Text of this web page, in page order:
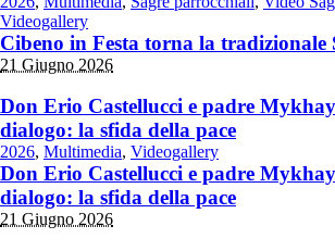
Videogallery
Cibeno in Festa torna la tradizionale
21 Giugno 2026
Don Erio Castellucci e padre
dialogo: la sfida della pace
2026, Multimedia, Videogallery
Don Erio Castellucci e padre
dialogo: la sfida della pace
21 Giugno 2026